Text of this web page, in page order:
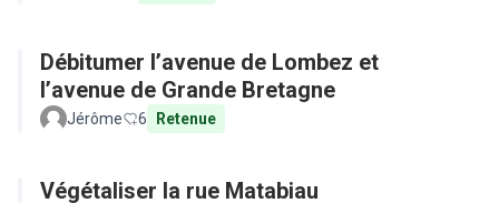
Débitumer l’avenue de Lombez et
l’avenue de Grande Bretagne
Jérôme 6 Retenue
Végétaliser la rue Matabiau